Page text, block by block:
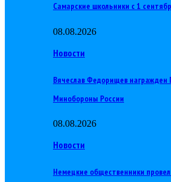
Самарские школьники с 1
08.08.2026
Новости
Вячеслав Федорищев награжден
Минобороны России
08.08.2026
Новости
Немецкие общественники